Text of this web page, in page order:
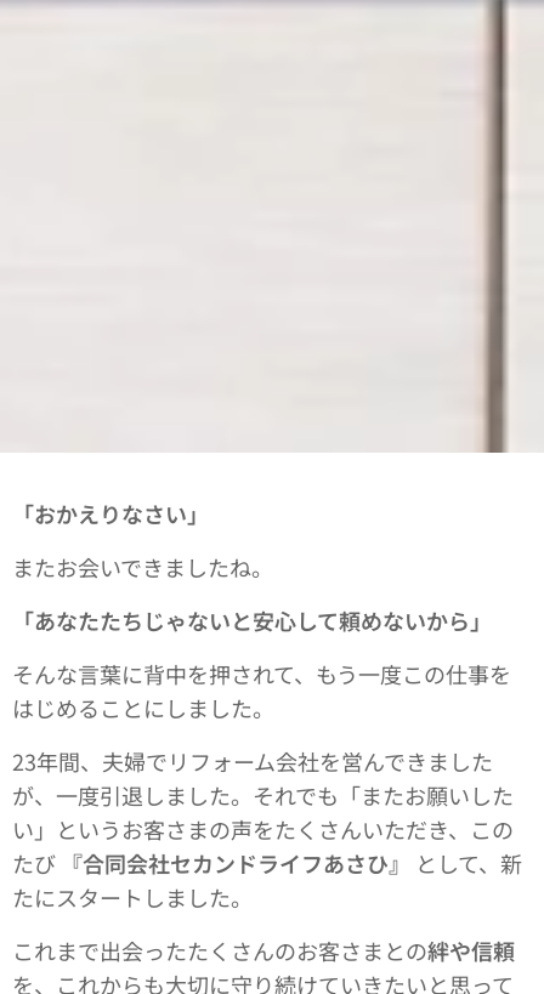
「おかえりなさい」
またお会いできましたね。
「あなたたちじゃないと安心して頼めないから」
そんな言葉に背中を押されて、もう一度この仕事を
はじめることにしました。
23年間、夫婦でリフォーム会社を営んできました
が、一度引退しました。それでも「またお願いした
い」というお客さまの声をたくさんいただき、この
たび 『合同会社セカンドライフあさひ』
として、新
たにスタートしました。
これまで出会ったたくさんのお客さまとの絆や信頼
を、これからも大切に守り続けていきたいと思って